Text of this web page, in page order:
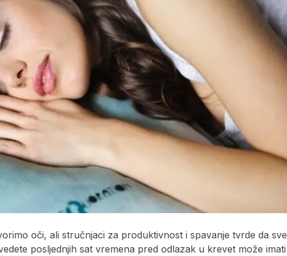
oči, ali stručnjaci za produktivnost i spavanje tvrde da sve
posljednjih sat vremena pred odlazak u krevet može imati